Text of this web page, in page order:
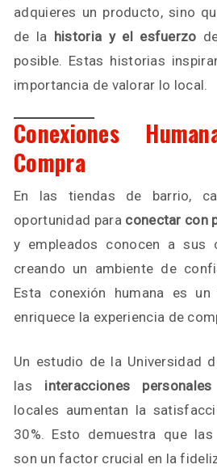
adquieres un producto, sino
de la historia y el esfuerzo
posible. Estas historias
importancia de valorar lo local.
Conexiones
Compra
En las tiendas de barrio,
oportunidad para conectar con
y empleados conocen a sus
creando un ambiente de
Esta conexión humana es
enriquece la experiencia de
Un estudio de la Universidad
las interacciones personales
locales aumentan la
30%. Esto demuestra que las
son un factor crucial en la